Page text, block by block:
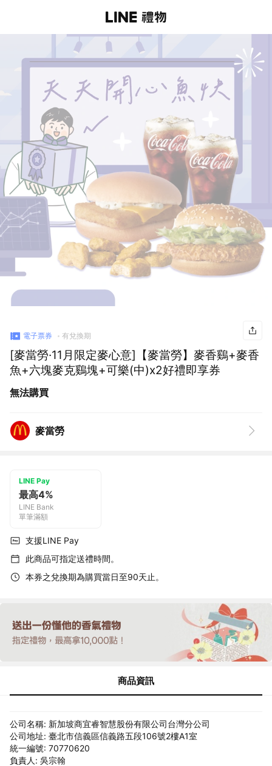
電子票券 有兌換期
[麥當勞·11月限定麥心意]【麥當勞】麥香鷄+麥香
魚+六塊麥克鷄塊+可樂(中)x2好禮即享券
無法購買
麥當勞
LINE Pay
最高4%
LINE Bank
單筆滿額
支援LINE Pay
此商品可指定送禮時間。
本券之兌換期為購買當日至90天止。
商品資訊
公司名稱: 新加坡商宜睿智慧股份有限公司台灣分公司
公司地址: 臺北市信義區信義路五段106號2樓A1室
統一編號: 70770620
負責人: 吳宗翰